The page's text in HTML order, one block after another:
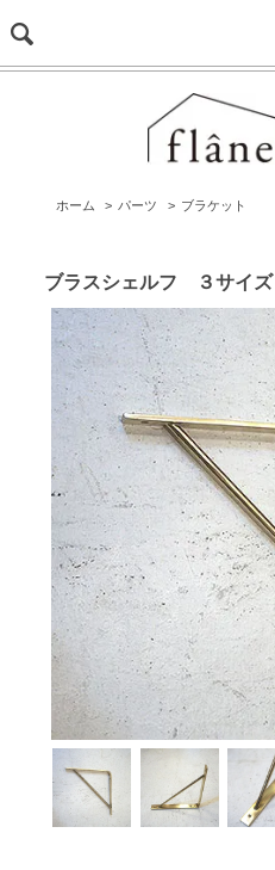
ホーム > パーツ > ブラケット
ブラスシェルフ ３サイズ